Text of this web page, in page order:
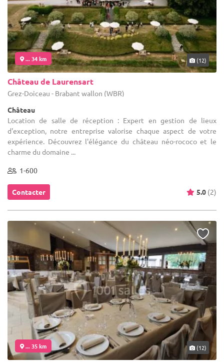
... 34 km (12)
Château de Laurensart
Grez-Doiceau - Brabant wallon (WBR)
Château
Location de salle de réception : Expert en gestion de lieux
d'exception, notre entreprise valorise chaque aspect de votre
expérience. Découvrez l'élégance du château néo-rococo et le
charme du domaine ...
1-600
Contacter 5.0 (2)
... 35 km (12)